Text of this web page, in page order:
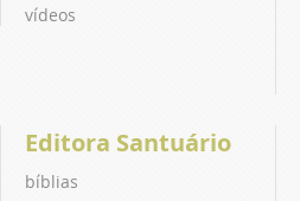
vídeos
Editora Santuário
bíblias